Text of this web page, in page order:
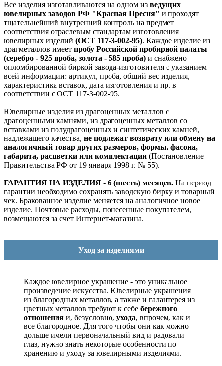
Все изделия изготавливаются на одном из ведущих
ювелирных заводов РФ "Красная Пресня" и проходят
тщательнейший внутренний контроль на предмет
соответствия отраслевым стандартам изготовления
ювелирных изделий (ОСТ 117-3-002-95). Каждое изделие из
драгметаллов имеет пробу Российской пробирной палаты
(серебро - 925 проба, золота - 585 проба) и снабжено
опломбированной биркой завода-изготовителя с указанием
всей информации: артикул, проба, общий вес изделия,
характеристика вставок, дата изготовления и пр. в
соответствии с ОСТ 117-3-002-95.
Ювелирные изделия из драгоценных металлов с
драгоценными камнями, из драгоценных металлов со
вставками из полудрагоценных и синтетических камней,
надлежащего качества, не подлежат возврату или обмену на
аналогичный товар других размеров, формы, фасона,
габарита, расцветки или комплектации (Постановление
Правительства РФ от 19 января 1998 г. № 55).
ГАРАНТИЯ НА ИЗДЕЛИЯ - 6 (шесть) месяцев. На период
гарантии необходимо сохранять заводскую бирку и товарный
чек. Бракованное изделие меняется на аналогичное новое
изделие. Почтовые расходы, понесенные покупателем,
возмещаются за счет Интернет-магазина.
Уход за изделиями
Каждое ювелирное украшение - это уникальное
произведение искусства. Ювелирные украшения
из благородных металлов, а также и галантерея из
цветных металлов требуют к себе бережного
отношения и, безусловно, ухода, впрочем, как и
все благородное. Для того чтобы они как можно
дольше имели первоначальный вид и радовали
глаз, нужно знать некоторые особенности по
хранению и уходу за ювелирными изделиями.